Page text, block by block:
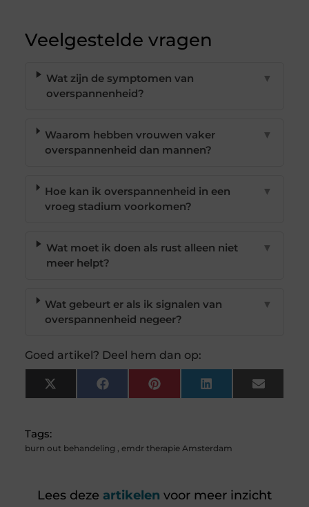
Veelgestelde vragen
Wat zijn de symptomen van
overspannenheid?
▼
Waarom hebben vrouwen vaker
overspannenheid dan mannen?
▼
Hoe kan ik overspannenheid in een
vroeg stadium voorkomen?
▼
Wat moet ik doen als rust alleen niet
meer helpt?
▼
Wat gebeurt er als ik signalen van
overspannenheid negeer?
▼
Goed artikel? Deel hem dan op:
X
(Twitter)
FacebookPinterest LinkedIn Email
Tags:
burn out behandeling , emdr therapie Amsterdam
Lees deze artikelen voor meer inzicht